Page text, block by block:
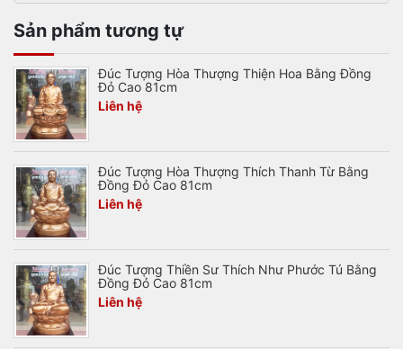
Sản phẩm tương tự
Đúc Tượng Hòa Thượng Thiện Hoa Bằng Đồng
Đỏ Cao 81cm
Liên hệ
Đúc Tượng Hòa Thượng Thích Thanh Từ Bằng
Đồng Đỏ Cao 81cm
Liên hệ
Đúc Tượng Thiền Sư Thích Như Phước Tú Bằng
Đồng Đỏ Cao 81cm
Liên hệ